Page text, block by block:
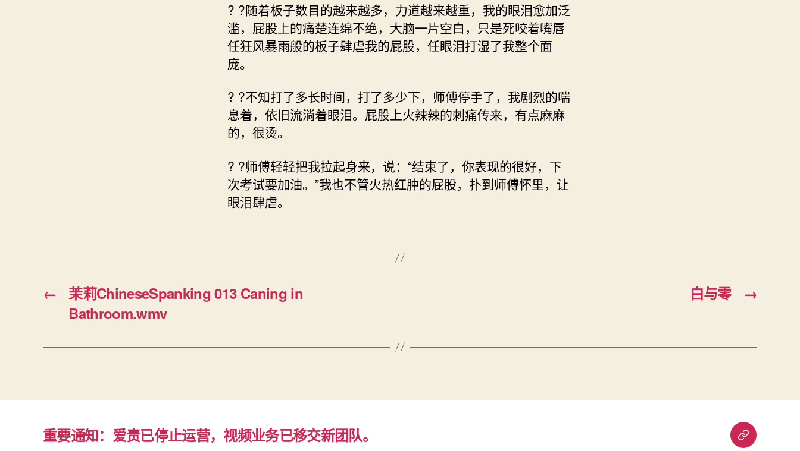
? ?随着板子数目的越来越多，力道越来越重，我的眼泪愈加泛
滥，屁股上的痛楚连绵不绝，大脑一片空白，只是死咬着嘴唇
任狂风暴雨般的板子肆虐我的屁股，任眼泪打湿了我整个面
庞。
? ?不知打了多长时间，打了多少下，师傅停手了，我剧烈的喘
息着，依旧流淌着眼泪。屁股上火辣辣的刺痛传来，有点麻麻
的，很烫。
? ?师傅轻轻把我拉起身来，说：“结束了，你表现的很好，下
次考试要加油。”我也不管火热红肿的屁股，扑到师傅怀里，让
眼泪肆虐。
←
茉莉ChineseSpanking 013 Caning in
Bathroom.wmv
→
白与零
重要通知：爱责已停止运营，视频业务已移交新团队。
重